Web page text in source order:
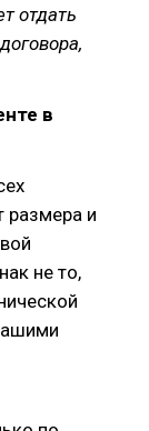
отдать
в
размера и
не то,